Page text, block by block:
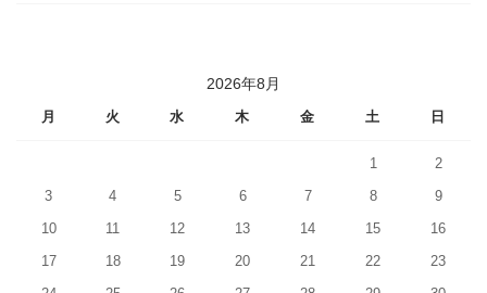
2026年8月
月 火 水 木 金 土 日
1
2
3
4 5 6 7 8
9
10
11 12 13 14 15
16
17
18 19 20 21 22
23